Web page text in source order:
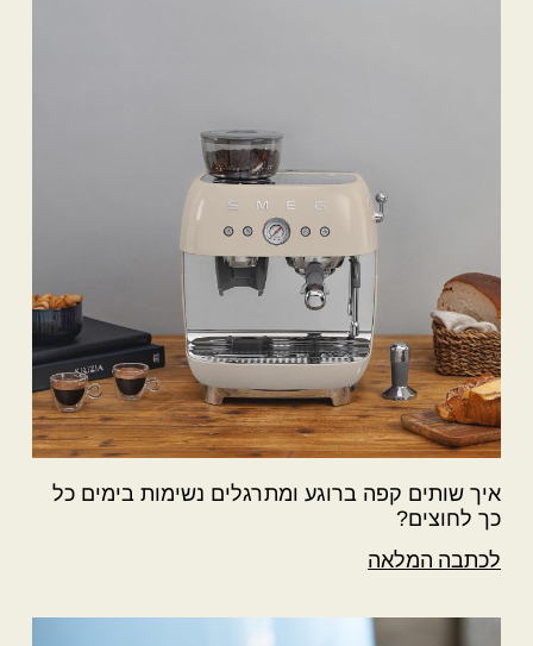
איך שותים קפה ברוגע ומתרגלים נשימות בימים כל
כך לחוצים?
לכתבה המלאה